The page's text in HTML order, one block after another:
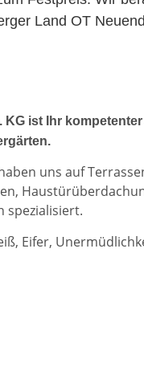
Land OT
KG ist Ihr
uns auf
spezialisiert.
Eifer,